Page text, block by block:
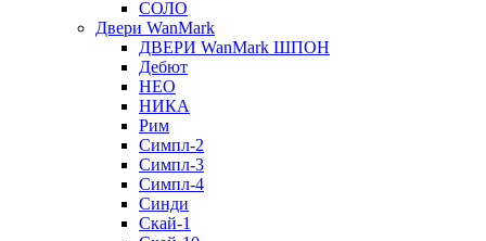
СОЛО
Двери WanMark
ДВЕРИ WanMark ШПОН
Дебют
НЕО
НИКА
Рим
Симпл-2
Симпл-3
Симпл-4
Синди
Скай-1